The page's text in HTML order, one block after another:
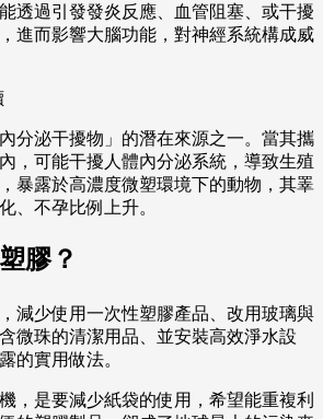
透過引發發炎反應、血管阻塞、或干擾
進而影響大腦功能，對神經系統構成威
分泌干擾物」的潛在來源之一。當其攜
，可能干擾人體內分泌系統，導致生殖
暴露於高濃度微塑環境下的動物，其睪
、不孕比例上升。
膠？
減少使用一次性塑膠產品、改用玻璃與
微珠的清潔用品、並安裝高效淨水設
的實用做法。
，是要減少紙袋的使用，希望能重複利